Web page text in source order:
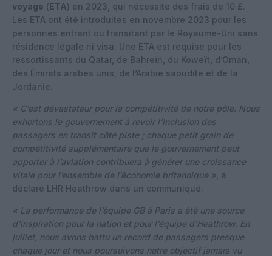
voyage (ETA) en 2023, qui nécessite des frais de 10 £.
Les ETA ont été introduites en novembre 2023 pour les
personnes entrant ou transitant par le Royaume-Uni sans
résidence légale ni visa. Une ETA est requise pour les
ressortissants du Qatar, de Bahreïn, du Koweït, d’Oman,
des Émirats arabes unis, de l’Arabie saoudite et de la
Jordanie.
« C’est dévastateur pour la compétitivité de notre pôle. Nous
exhortons le gouvernement à revoir l’inclusion des
passagers en transit côté piste ; chaque petit grain de
compétitivité supplémentaire que le gouvernement peut
apporter à l’aviation contribuera à générer une croissance
vitale pour l’ensemble de l’économie britannique », a
déclaré LHR Heathrow dans un communiqué.
« La performance de l’équipe GB à Paris a été une source
d’inspiration pour la nation et pour l’équipe d’Heathrow. En
juillet, nous avons battu un record de passagers presque
chaque jour et nous poursuivons notre objectif jamais vu